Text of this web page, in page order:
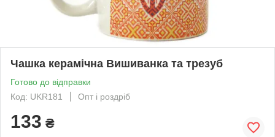
Чашка керамічна Вишиванка та трезуб
Готово до відправки
Код: UKR181
Опт і роздріб
133 ₴